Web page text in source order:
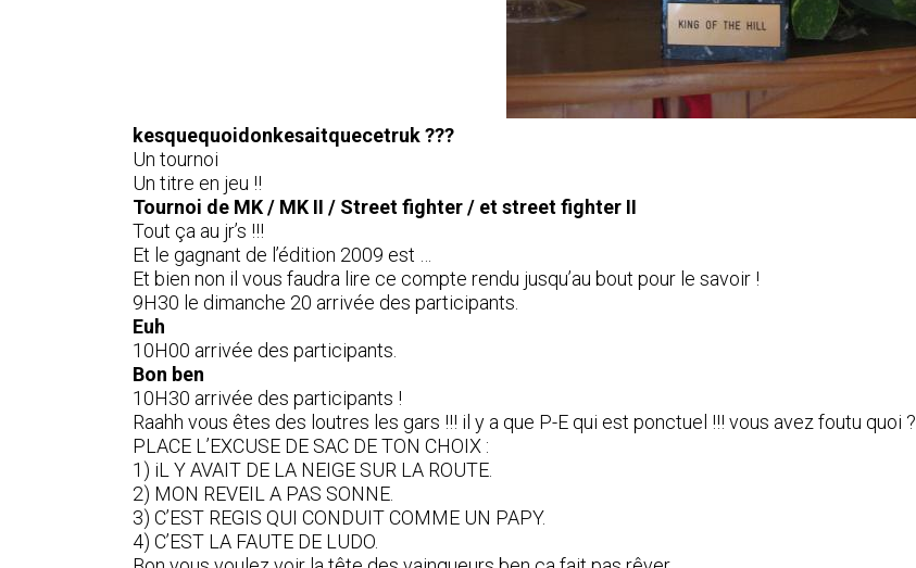
kesquequoidonkesaitquecetruk ???
Un tournoi
Un titre en jeu !!
Tournoi de MK / MK II / Street fighter / et street fighter II
Tout ça au jr’s !!!
Et le gagnant de l’édition 2009 est …
Et bien non il vous faudra lire ce compte rendu jusqu’au bout pour le savoir !
9H30 le dimanche 20 arrivée des participants.
Euh
10H00 arrivée des participants.
Bon ben
10H30 arrivée des participants !
Raahh vous êtes des loutres les gars !!! il y a que P-E qui est ponctuel !!! vous avez foutu quoi ?
PLACE L’EXCUSE DE SAC DE TON CHOIX :
1) iL Y AVAIT DE LA NEIGE SUR LA ROUTE.
2) MON REVEIL A PAS SONNE.
3) C’EST REGIS QUI CONDUIT COMME UN PAPY.
4) C’EST LA FAUTE DE LUDO.